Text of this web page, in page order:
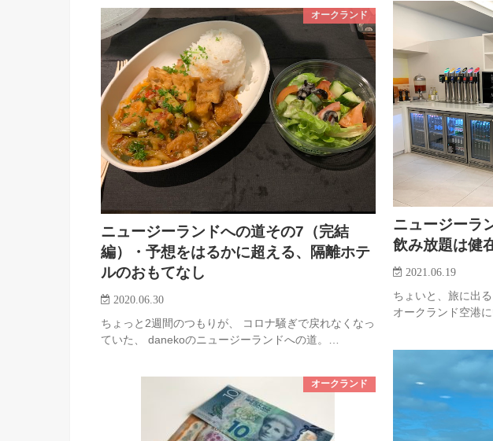
ニュージーラ
飲み放題は健
2021.06.19
ちょいと、旅に出
オークランド空港
オークランド
ニュージーランドへの道その7（完結
編）・予想をはるかに超える、隔離ホテ
ルのおもてなし
2020.06.30
ちょっと2週間のつもりが、 コロナ騒ぎで戻れなくなっ
ていた、 danekoのニュージーランドへの道。…
オークランド